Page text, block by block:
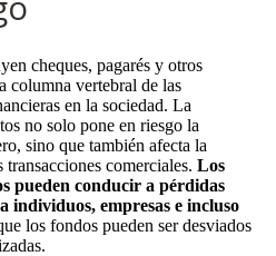
cheques, pagarés y otros
columna vertebral de las
en la sociedad. La
no solo pone en riesgo la
sino que también afecta la
comerciales. Los
pueden conducir a pérdidas
individuos, empresas e incluso
los fondos pueden ser desviados